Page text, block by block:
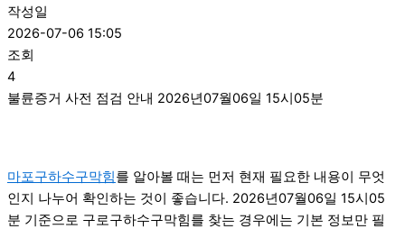
작성일
2026-07-06 15:05
조회
4
불륜증거 사전 점검 안내 2026년07월06일 15시05분
마포구하수구막힘를 알아볼 때는 먼저 현재 필요한 내용이 무엇
인지 나누어 확인하는 것이 좋습니다. 2026년07월06일 15시05
분 기준으로 구로구하수구막힘를 찾는 경우에는 기본 정보만 필